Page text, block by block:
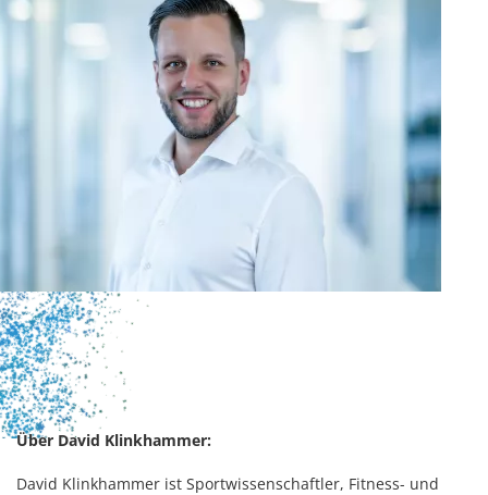
Über David Klinkhammer:
David Klinkhammer ist Sportwissenschaftler, Fitness- und